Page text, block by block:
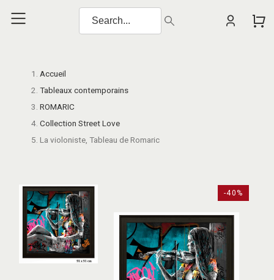
Accueil
Tableaux contemporains
ROMARIC
Collection Street Love
La violoniste, Tableau de Romaric
-40%